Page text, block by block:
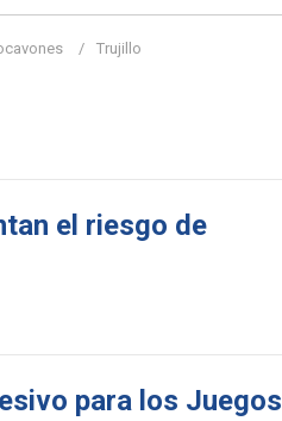
Trujillo
el riesgo de
para los Juegos